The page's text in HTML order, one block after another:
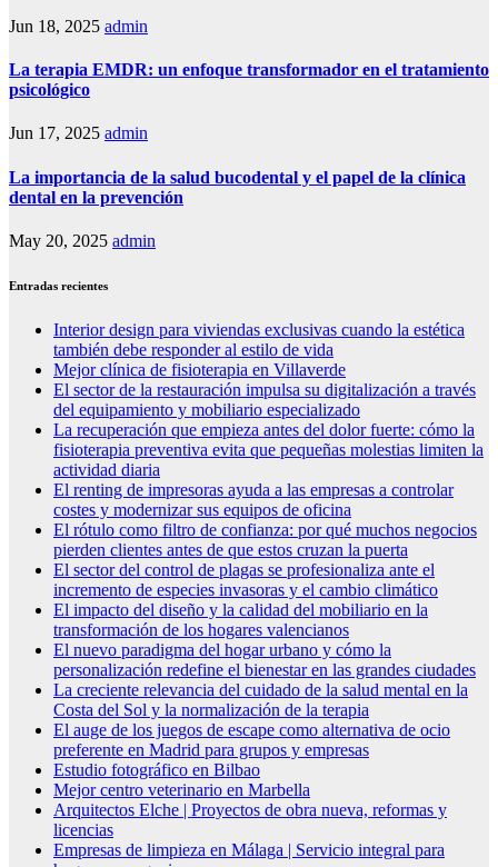
Jun 18, 2025 admin
La terapia EMDR: un enfoque transformador en el tratamiento
psicológico
Jun 17, 2025 admin
La importancia de la salud bucodental y el papel de la clínica
dental en la prevención
May 20, 2025 admin
Entradas recientes
Interior design para viviendas exclusivas cuando la estética
también debe responder al estilo de vida
Mejor clínica de fisioterapia en Villaverde
El sector de la restauración impulsa su digitalización a través
del equipamiento y mobiliario especializado
La recuperación que empieza antes del dolor fuerte: cómo la
fisioterapia preventiva evita que pequeñas molestias limiten la
actividad diaria
El renting de impresoras ayuda a las empresas a controlar
costes y modernizar sus equipos de oficina
El rótulo como filtro de confianza: por qué muchos negocios
pierden clientes antes de que estos cruzan la puerta
El sector del control de plagas se profesionaliza ante el
incremento de especies invasoras y el cambio climático
El impacto del diseño y la calidad del mobiliario en la
transformación de los hogares valencianos
El nuevo paradigma del hogar urbano y cómo la
personalización redefine el bienestar en las grandes ciudades
La creciente relevancia del cuidado de la salud mental en la
Costa del Sol y la normalización de la terapia
El auge de los juegos de escape como alternativa de ocio
preferente en Madrid para grupos y empresas
Estudio fotográfico en Bilbao
Mejor centro veterinario en Marbella
Arquitectos Elche | Proyectos de obra nueva, reformas y
licencias
Empresas de limpieza en Málaga | Servicio integral para